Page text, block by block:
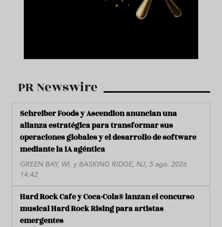
PR Newswire
Schreiber Foods y Ascendion anuncian una
alianza estratégica para transformar sus
operaciones globales y el desarrollo de software
mediante la IA agéntica
GREEN BAY, WI, y BASKING RIDGE, NJ, 5 ago. 2026
14:42
Hard Rock Cafe y Coca-Cola® lanzan el concurso
musical Hard Rock Rising para artistas
emergentes